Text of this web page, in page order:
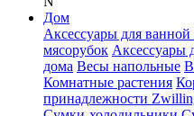
Дом
Аксессуары для
мясорубок Аксессуары
дома Весы напольные
Комнатные растения
принадлежности